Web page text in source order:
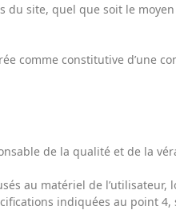
site, quel que soit le
comme constitutive d’une
de la qualité et de la
au matériel de l’utilisateur,
indiquées au point 4,